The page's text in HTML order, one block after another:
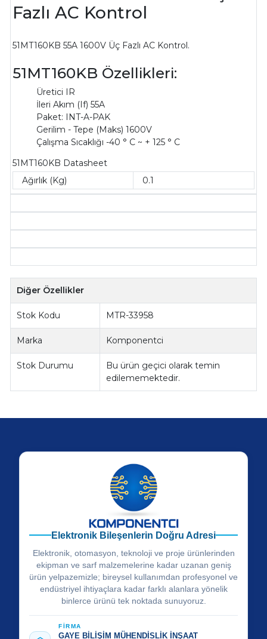
Fazlı AC Kontrol
51MT160KB 55A 1600V Üç Fazlı AC Kontrol.
51MT160KB Özellikleri:
Üretici IR
İleri Akım (If) 55A
Paket: INT-A-PAK
Gerilim - Tepe (Maks) 1600V
Çalışma Sıcaklığı -40 ° C ~ + 125 ° C
51MT160KB Datasheet
Ağırlık (Kg)
0.1
Diğer Özellikler
Stok Kodu MTR-33958
Marka Komponentci
Stok Durumu
Bu ürün geçici olarak temin
edilememektedir.
Elektronik Bileşenlerin Doğru Adresi
Elektronik, otomasyon, teknoloji ve proje ürünlerinden
ekipman ve sarf malzemelerine kadar uzanan geniş
ürün yelpazemizle; bireysel kullanımdan profesyonel ve
endüstriyel ihtiyaçlara kadar farklı alanlara yönelik
binlerce ürünü tek noktada sunuyoruz.
FİRMA
GAYE BİLİŞİM MÜHENDİSLİK İNŞAAT